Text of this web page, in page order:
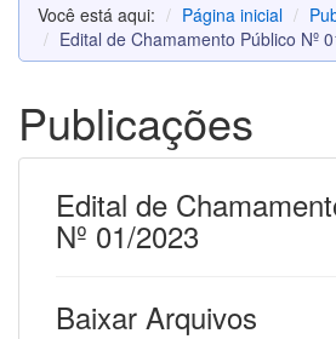
Você está aqui: Página inicial
Edital de Chamamento Público Nº
Publicações
Edital de
Nº 01/2023
Baixar Arquivos